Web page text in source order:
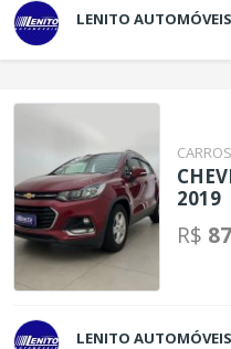
LENITO AUTOMÓVEIS
2019
R$
LENITO AUTOMÓVEIS